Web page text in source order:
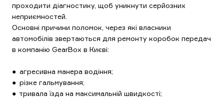
проходити діагностику, щоб уникнути серйозних
неприємностей.
Основні причини поломок, через які власники
автомобілів звертаються для ремонту коробок передач
в компанію GearBox в Києві:
● агресивна манера водіння;
● різке гальмування;
● тривала їзда на максимальній швидкості;